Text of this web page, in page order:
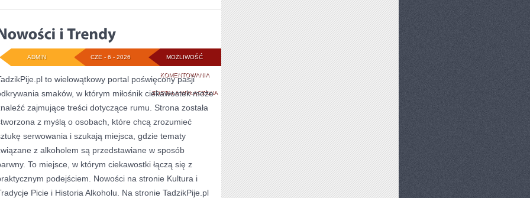
MOŻLIWOŚĆ
KOMENTOWANIANOWOŚCI
I
TRENDY
ZOSTAŁA WYŁĄCZONA
CZE - 6 - 2026
ADMIN
to wielowątkowy portal poświęcony pasji
smaków, w którym miłośnik ciekawostek może
zajmujące treści dotyczące rumu. Strona została
z myślą o osobach, które chcą zrozumieć
serwowania i szukają miejsca, gdzie tematy
z alkoholem są przedstawiane w sposób
To miejsce, w którym ciekawostki łączą się z
podejściem. Nowości na stronie Kultura i
Picie i Historia Alkoholu. Na stronie TadzikPije.pl